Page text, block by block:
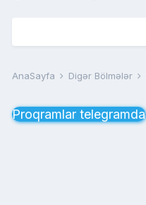
AnaSayfa Digər Bölmələr
Proqramlar telegramda